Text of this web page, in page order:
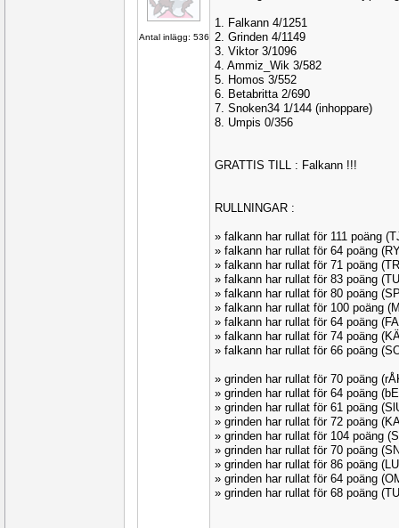
Antal inlägg: 536
1. Falkann 4/1251
2. Grinden 4/1149
3. Viktor 3/1096
4. Ammiz_Wik 3/582
5. Homos 3/552
6. Betabritta 2/690
7. Snoken34 1/144 (inhoppare)
8. Umpis 0/356
GRATTIS TILL : Falkann !!!
RULLNINGAR :
» falkann har rullat för 111 poäng
» falkann har rullat för 64 poäng
» falkann har rullat för 71 poäng
» falkann har rullat för 83 poäng
» falkann har rullat för 80 poäng
» falkann har rullat för 100 poäng
» falkann har rullat för 64 poäng
» falkann har rullat för 74 poäng
» falkann har rullat för 66 poäng
» grinden har rullat för 70 poäng
» grinden har rullat för 64 poäng
» grinden har rullat för 61 poäng
» grinden har rullat för 72 poäng
» grinden har rullat för 104 poäng
» grinden har rullat för 70 poäng
» grinden har rullat för 86 poäng
» grinden har rullat för 64 poäng
» grinden har rullat för 68 poäng